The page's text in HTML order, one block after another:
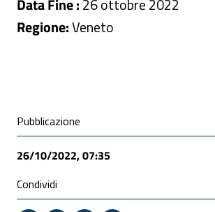
Data Fine :26 ottobre 2022
Regione:Veneto
Condivisione social
Pubblicazione
26/10/2022, 07:35
Condividi